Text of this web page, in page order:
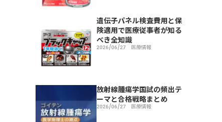
遺伝子パネル検査費用と保
険適用で医療従事者が知る
べき全知識
2026/06/27 医療情報
放射線腫瘍学国試の頻出テ
ーマと合格戦略まとめ
2026/06/27 医療情報